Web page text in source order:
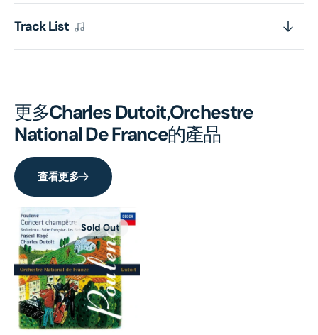
Track List
更多Charles Dutoit,Orchestre
National De France的產品
查看更多
Sold Out